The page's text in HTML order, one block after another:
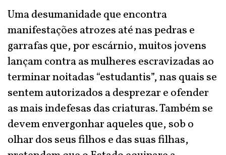
Uma desumanidade que encontra
manifestações atrozes até nas pedras e
garrafas que, por escárnio, muitos jovens
lançam contra as mulheres escravizadas ao
terminar noitadas “estudantis”, nas quais se
sentem autorizados a desprezar e ofender
as mais indefesas das criaturas. Também se
devem envergonhar aqueles que, sob o
olhar dos seus filhos e das suas filhas,